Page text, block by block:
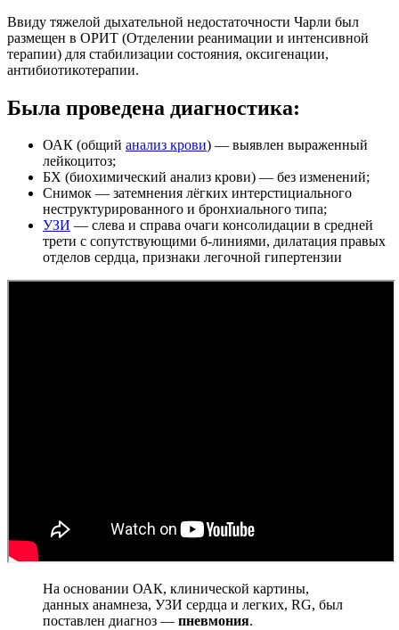
Ввиду тяжелой дыхательной недостаточности Чарли был
размещен в ОРИТ (Отделении реанимации и интенсивной
терапии) для стабилизации состояния, оксигенации,
антибиотикотерапии.
Была проведена диагностика:
ОАК (общий анализ крови) — выявлен выраженный
лейкоцитоз;
БХ (биохимический анализ крови) — без изменений;
Снимок — затемнения лёгких интерстициального
неструктурированного и бронхиального типа;
УЗИ — слева и справа очаги консолидации в средней
трети с сопутствующими б-линиями, дилатация правых
отделов сердца, признаки легочной гипертензии
На основании ОАК, клинической картины,
данных анамнеза, УЗИ сердца и легких, RG, был
поставлен диагноз — пневмония.